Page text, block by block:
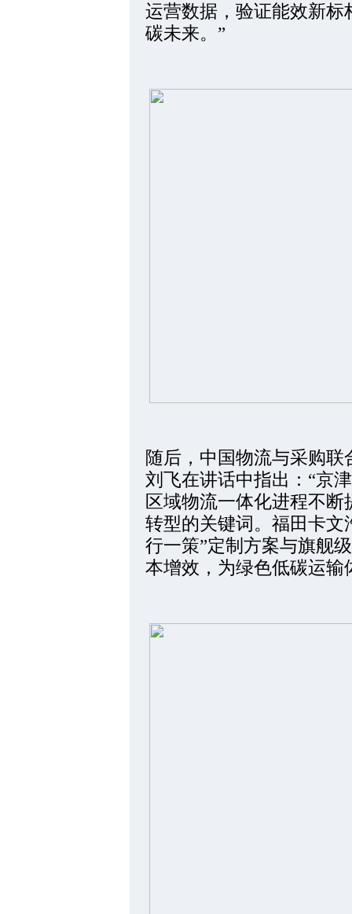
运营数据，验证能效新
碳未来。”
随后，中国物流与采购
刘飞在讲话中指出：“京
区域物流一体化进程不
转型的关键词。福田卡文
行一策”定制方案与旗舰
本增效，为绿色低碳运输